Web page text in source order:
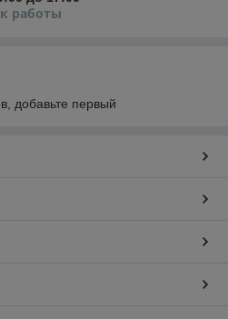
работы
добавьте первый